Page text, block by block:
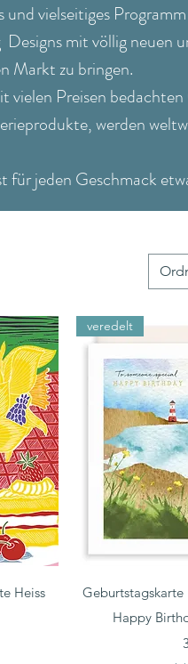
und vielseitiges
mit völlig neuen
Markt zu bringen.
vielen Preisen
werden
für jeden Geschmack
Heiss
veredelt
Happy